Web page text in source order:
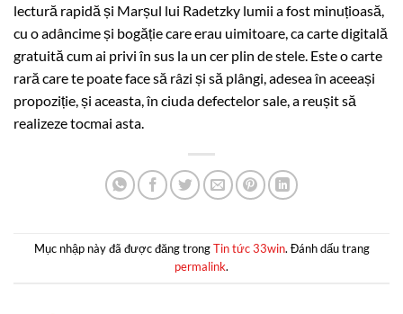
lectură rapidă și Marșul lui Radetzky lumii a fost minuțioasă,
cu o adâncime și bogăție care erau uimitoare, ca carte digitală
gratuită cum ai privi în sus la un cer plin de stele. Este o carte
rară care te poate face să râzi și să plângi, adesea în aceeași
propoziție, și aceasta, în ciuda defectelor sale, a reușit să
realizeze tocmai asta.
Mục nhập này đã được đăng trongTin tức 33win. Đánh dấu trang
permalink.